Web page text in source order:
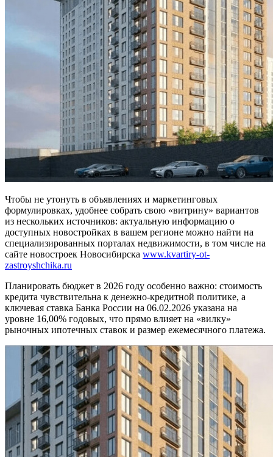
Чтобы не утонуть в объявлениях и маркетинговых
формулировках, удобнее собрать свою «витрину» вариантов
из нескольких источников: актуальную информацию о
доступных новостройках в вашем регионе можно найти на
специализированных порталах недвижимости, в том числе на
сайте новостроек Новосибирска www.kvartiry-ot-
zastroyshchika.ru
Планировать бюджет в 2026 году особенно важно: стоимость
кредита чувствительна к денежно-кредитной политике, а
ключевая ставка Банка России на 06.02.2026 указана на
уровне 16,00% годовых, что прямо влияет на «вилку»
рыночных ипотечных ставок и размер ежемесячного платежа.